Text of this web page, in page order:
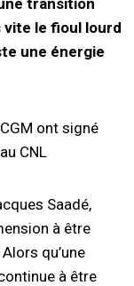
vite le fioul lourd
une énergie
ont signé
CNL
Saadé,
à être
qu’une
à être